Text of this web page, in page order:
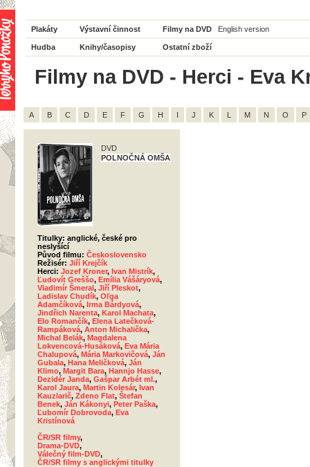
Plakáty Výstavní činnost Filmy na DVD English version
Hudba Knihy/časopisy Ostatní zboží
Filmy na DVD - Herci - Eva
A B C D E F G H I J K L M N O P
DVD
POLNOČNÁ OMŠA
Titulky: anglické, české pro
neslyšící
Původ filmu: Československo
Režisér: Jiří Krejčík
Herci: Jozef Kroner, Ivan Mistrík,
Ľudovít Greššo, Emília Vášáryová,
Vladimír Šmeral, Jiří Pleskot,
Ladislav Chudík, Oľga
Adamčíková, Irma Bárdyová,
Jindřich Narenta, Karol Machata,
Elo Romančík, Elena Latečková-
Rampáková, Anton Michalička,
Michal Belák, Magdalena
Lokvencová-Husáková, Eva Mária
Chalupová, Mária Markovičová, Ján
Gubala, Hana Meličková, Ján
Klimo, Margit Bara, Hannjo Hasse,
Dezidér Janda, Gašpar Arbét ml.,
Karol Jaura, Martin Kolesár, Ivan
Kauzlarič, Zdeno Flat, Štefan
Benek, Ján Kákonyi, Peter Paška,
Ľubomír Dobrovoda, Eva
Kristínová
ČR/SR filmy,
Drama-DVD,
Válečný film-DVD,
ČR/SR filmy s anglickými titulky